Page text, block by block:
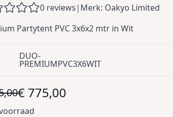
0 reviews| Merk: Oakyo Limited
Partytent PVC 3x6x2 mtr in Wit
DUO-
PREMIUMPVC3X6WIT
€ 775,00